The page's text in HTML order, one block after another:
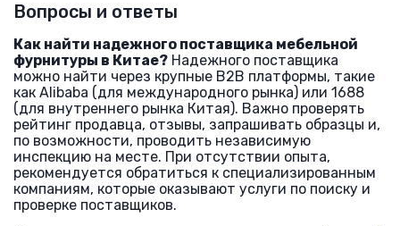
Вопросы и ответы
Как найти надежного поставщика мебельной
фурнитуры в Китае? Надежного поставщика
можно найти через крупные B2B платформы, такие
как Alibaba (для международного рынка) или 1688
(для внутреннего рынка Китая). Важно проверять
рейтинг продавца, отзывы, запрашивать образцы и,
по возможности, проводить независимую
инспекцию на месте. При отсутствии опыта,
рекомендуется обратиться к специализированным
компаниям, которые оказывают услуги по поиску и
проверке поставщиков.